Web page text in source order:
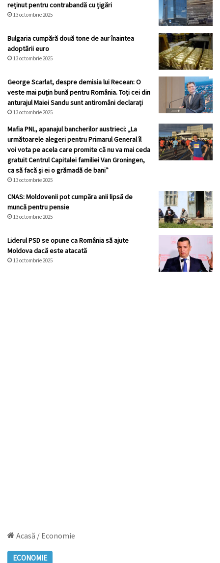
reținut pentru contrabandă cu țigări
13 octombrie 2025
Bulgaria cumpără două tone de aur înaintea
adoptării euro
13 octombrie 2025
George Scarlat, despre demisia lui Recean: O
veste mai puțin bună pentru România. Toți cei din
anturajul Maiei Sandu sunt antiromâni declarați
13 octombrie 2025
Mafia PNL, apanajul bancherilor austrieci: „La
următoarele alegeri pentru Primarul General îl
voi vota pe acela care promite că nu va mai ceda
gratuit Centrul Capitalei familiei Van Groningen,
ca să facă și ei o grămadă de bani”
13 octombrie 2025
CNAS: Moldovenii pot cumpăra anii lipsă de
muncă pentru pensie
13 octombrie 2025
Liderul PSD se opune ca România să ajute
Moldova dacă este atacată
13 octombrie 2025